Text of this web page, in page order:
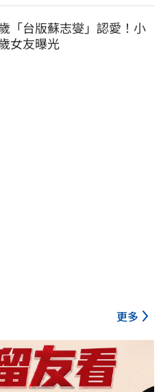
「台版蘇志燮」認愛！小
女友曝光
更多